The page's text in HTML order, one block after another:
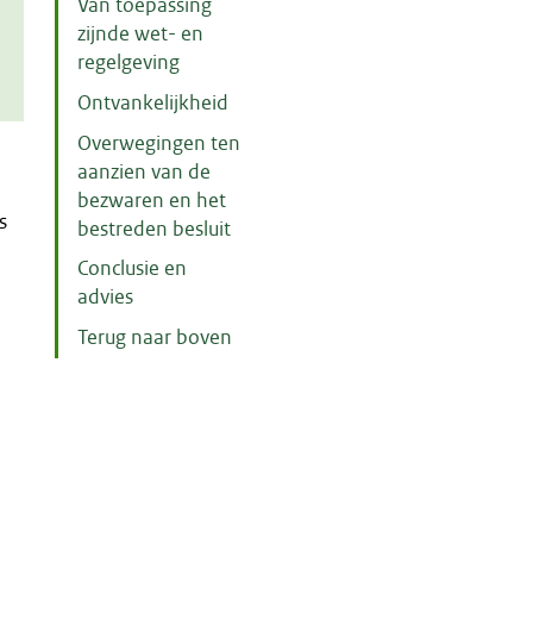
Van toepassing
zijnde wet- en
regelgeving
Ontvankelijkheid
Overwegingen ten
aanzien van de
bezwaren en het
bestreden besluit
Conclusie en
advies
Terug naar boven